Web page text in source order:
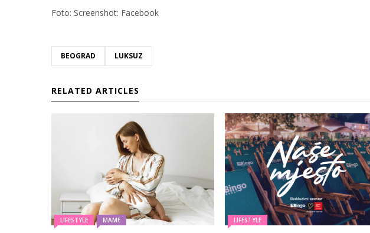
Foto: Screenshot: Facebook
BEOGRAD LUKSUZ
RELATED ARTICLES
LIFESTYLE MAME LIFESTYLE